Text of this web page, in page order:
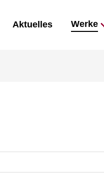
Aktuelles Werke